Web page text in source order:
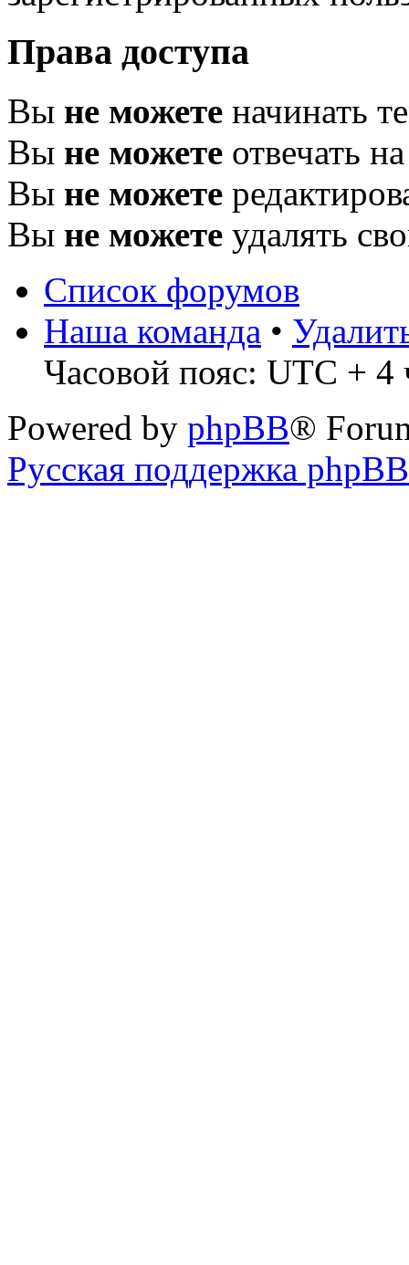
Права доступа
Вы не можете начинать
Вы не можете отвечать
Вы не можете
Вы не можете удалять
Список форумов
Наша команда •
Часовой пояс: UTC + 4
Powered by phpBB®
Русская поддержка phpBB